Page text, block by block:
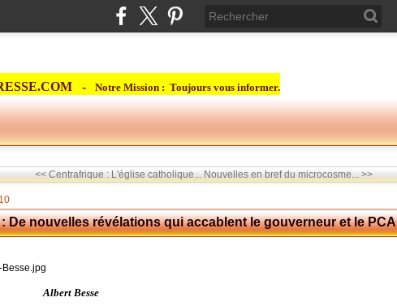
- Notre Mission : Toujours vous informer.
<< Centrafrique : L'église catholique... Nouvelles en bref du microcosme... >>
De nouvelles révélations qui accablent le gouverneur et le PCA
Albert Besse